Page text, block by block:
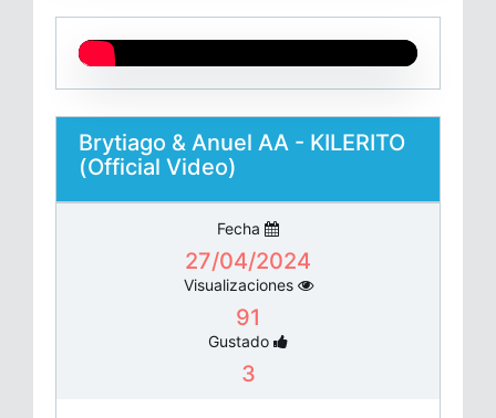
Brytiago & Anuel AA - KILERITO
(Official Video)
Fecha
27/04/2024
Visualizaciones
91
Gustado
3